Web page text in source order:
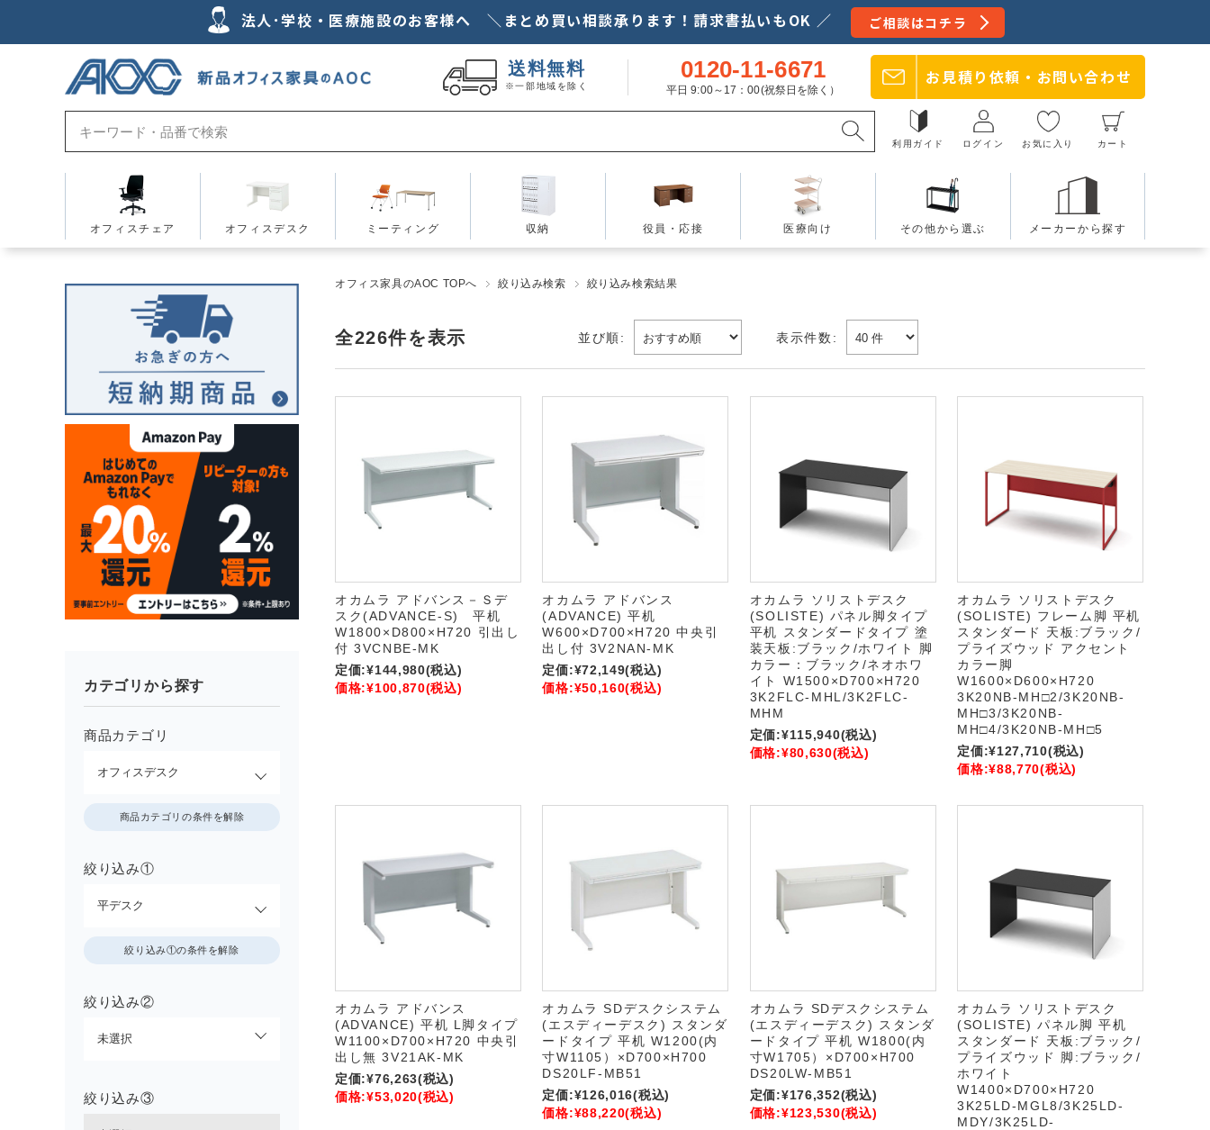
法人･学校・医療施設のお客様へ ＼まとめ買い相談承ります！請求書払いもOK ／ ご相談はコチラ
送料無料
※一部地域を除く
0120-11-6671
平日 9:00～17：00(祝祭日を除く）
お見積り依頼・ お問い合わせ
利用ガイド ログイン お気に入り カート
オフィスチェア オフィスデスク ミーティング 収納 役員・応接 医療向け その他から選ぶ メーカーから探す
オフィス家具のAOC TOPへ 絞り込み検索 絞り込み検索結果
全226件を表示 並び順: 表示件数:
オカムラ アドバンス－Ｓデ
スク(ADVANCE-S) 平机
W1800×D800×H720 引出し
付 3VCNBE-MK
定価:¥144,980(税込)
価格:¥100,870(税込)
オカムラ アドバンス
(ADVANCE) 平机
W600×D700×H720 中央引
出し付 3V2NAN-MK
定価:¥72,149(税込)
価格:¥50,160(税込)
オカムラ ソリストデスク
(SOLISTE) パネル脚タイプ
平机 スタンダードタイプ 塗
装天板:ブラック/ホワイト 脚
カラー：ブラック/ネオホワ
イト W1500×D700×H720
3K2FLC-MHL/3K2FLC-
MHM
定価:¥115,940(税込)
価格:¥80,630(税込)
オカムラ ソリストデスク
(SOLISTE) フレーム脚 平机
スタンダード 天板:ブラック/
プライズウッド アクセント
カラー脚
W1600×D600×H720
3K20NB-MH□2/3K20NB-
MH□3/3K20NB-
MH□4/3K20NB-MH□5
定価:¥127,710(税込)
価格:¥88,770(税込)
オカムラ アドバンス
(ADVANCE) 平机 L脚タイプ
W1100×D700×H720 中央引
出し無 3V21AK-MK
定価:¥76,263(税込)
価格:¥53,020(税込)
オカムラ SDデスクシステム
(エスディーデスク) スタンダ
ードタイプ 平机 W1200(内
寸W1105）×D700×H700
DS20LF-MB51
定価:¥126,016(税込)
価格:¥88,220(税込)
オカムラ SDデスクシステム
(エスディーデスク) スタンダ
ードタイプ 平机 W1800(内
寸W1705）×D700×H700
DS20LW-MB51
定価:¥176,352(税込)
価格:¥123,530(税込)
オカムラ ソリストデスク
(SOLISTE) パネル脚 平机
スタンダード 天板:ブラック/
プライズウッド 脚:ブラック/
ホワイト
W1400×D700×H720
3K25LD-MGL8/3K25LD-
MDY/3K25LD-
カテゴリから探す
商品カテゴリ
商品カテゴリの条件を解除
絞り込み①
絞り込み①の条件を解除
絞り込み②
絞り込み③